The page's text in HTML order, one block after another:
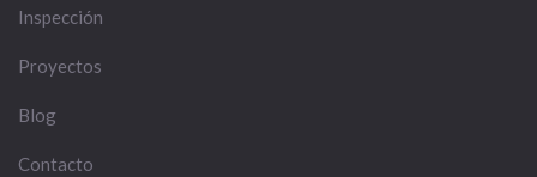
Inspección
Proyectos
Blog
Contacto